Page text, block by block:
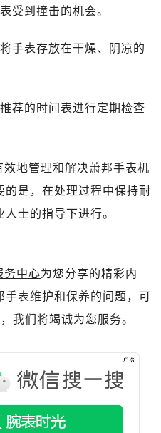
受到撞击的机会。
手表存放在干燥、阴凉的
荐的时间表进行定期检查
地管理和解决萧邦手表机
是，在处理过程中保持耐
士的指导下进行。
务中心为您分享的精彩内
表维护和保养的问题，可
我们将竭诚为您服务。